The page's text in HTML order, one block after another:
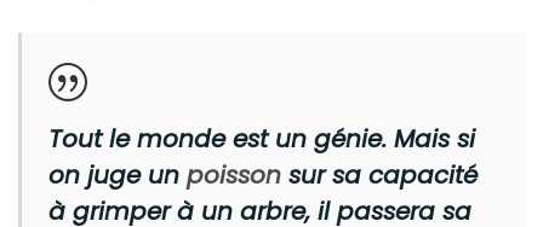
Tout le monde est un génie. Mais si
on juge un poisson sur sa capacité
à grimper à un arbre, il passera sa